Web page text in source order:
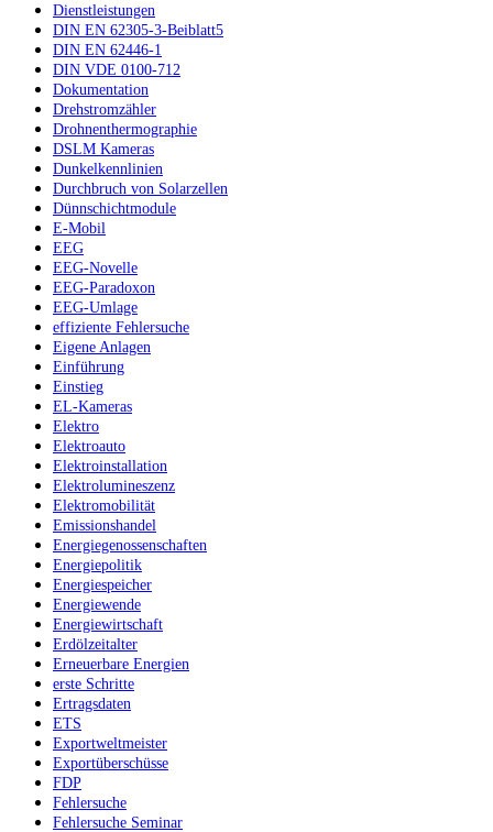
Dienstleistungen
DIN EN 62305-3-Beiblatt5
DIN EN 62446-1
DIN VDE 0100-712
Dokumentation
Drehstromzähler
Drohnenthermographie
DSLM Kameras
Dunkelkennlinien
Durchbruch von Solarzellen
Dünnschichtmodule
E-Mobil
EEG
EEG-Novelle
EEG-Paradoxon
EEG-Umlage
effiziente Fehlersuche
Eigene Anlagen
Einführung
Einstieg
EL-Kameras
Elektro
Elektroauto
Elektroinstallation
Elektrolumineszenz
Elektromobilität
Emissionshandel
Energiegenossenschaften
Energiepolitik
Energiespeicher
Energiewende
Energiewirtschaft
Erdölzeitalter
Erneuerbare Energien
erste Schritte
Ertragsdaten
ETS
Exportweltmeister
Exportüberschüsse
FDP
Fehlersuche
Fehlersuche Seminar